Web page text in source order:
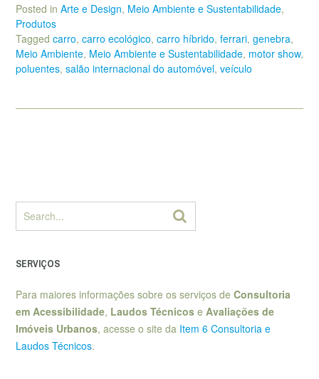
Posted in Arte e Design, Meio Ambiente e Sustentabilidade,
Produtos
Tagged carro, carro ecológico, carro híbrido, ferrari, genebra,
Meio Ambiente, Meio Ambiente e Sustentabilidade, motor show,
poluentes, salão internacional do automóvel, veículo
SERVIÇOS
Para maiores informações sobre os serviços de Consultoria
em Acessibilidade, Laudos Técnicos e Avaliações de
Imóveis Urbanos, acesse o site da Item 6 Consultoria e
Laudos Técnicos.